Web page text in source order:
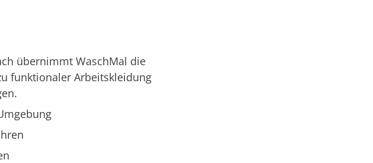
übernimmt WaschMal die
funktionaler Arbeitskleidung